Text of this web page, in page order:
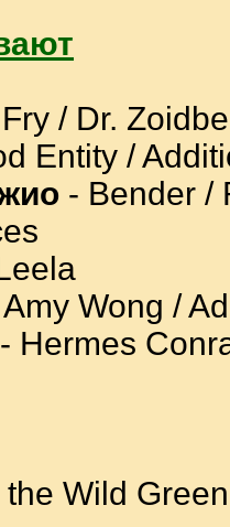
/ Dr.
Entity /
- Bender /
Wong /
- Hermes
Wild